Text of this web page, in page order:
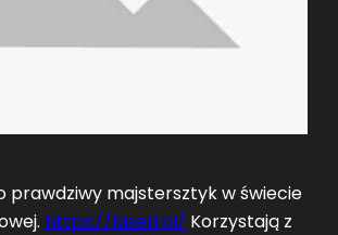
prawdziwy majstersztyk w świecie
https://laseri.pl/ Korzystają z